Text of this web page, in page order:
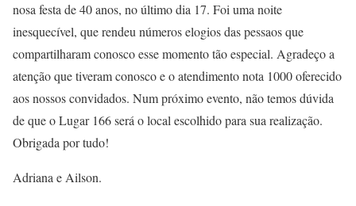
nosa festa de 40 anos, no último dia 17. Foi uma noite
inesquecível, que rendeu números elogios das pessaos que
compartilharam conosco esse momento tão especial. Agradeço a
atenção que tiveram conosco e o atendimento nota 1000 oferecido
aos nossos convidados. Num próximo evento, não temos dúvida
de que o Lugar 166 será o local escolhido para sua realização.
Obrigada por tudo!
Adriana e Ailson.